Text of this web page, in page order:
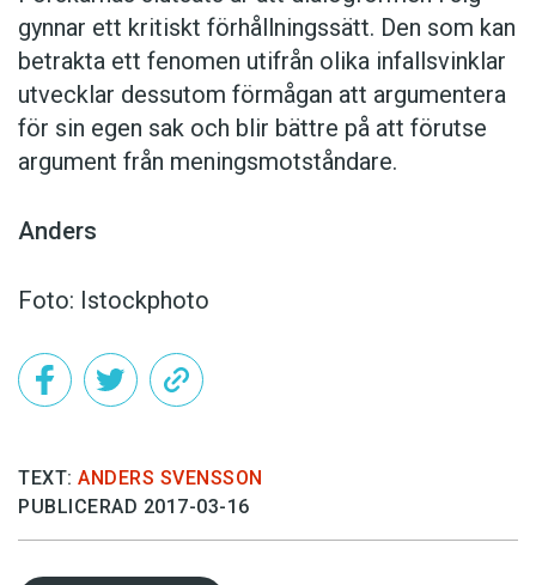
gynnar ett kritiskt förhållningssätt. Den som kan
betrakta ett fenomen utifrån olika infallsvinklar
utvecklar dessutom förmågan att argumentera
för sin egen sak och blir bättre på att förutse
argument från meningsmotståndare.
Anders
Foto: Istockphoto
TEXT: ANDERS SVENSSON
PUBLICERAD 2017-03-16